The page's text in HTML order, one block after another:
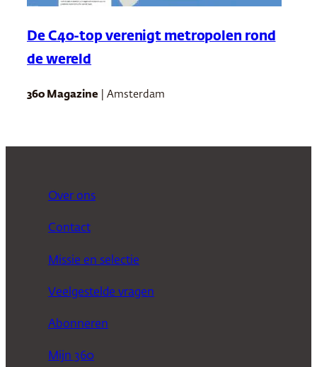
De C40-top verenigt metropolen rond
de wereld
360 Magazine | Amsterdam
Over ons
Contact
Missie en selectie
Veelgestelde vragen
Abonneren
Mijn 360